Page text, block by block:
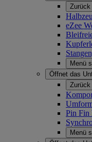
Zurück
eZee
Menü
Öffnet das
Zurück
Pin Fin
Menü